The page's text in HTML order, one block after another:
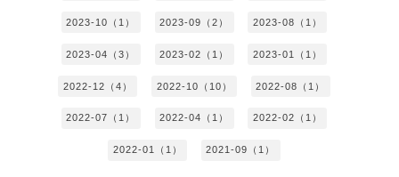
2023-10（1） 2023-09（2） 2023-08（1）
2023-04（3） 2023-02（1） 2023-01（1）
2022-12（4） 2022-10（10） 2022-08（1）
2022-07（1） 2022-04（1） 2022-02（1）
2022-01（1） 2021-09（1）